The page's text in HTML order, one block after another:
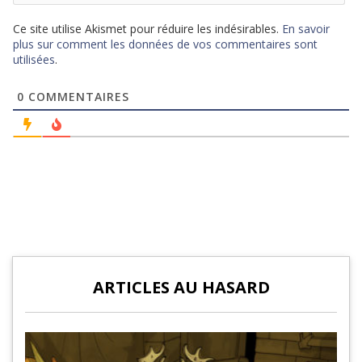
Ce site utilise Akismet pour réduire les indésirables. En savoir
plus sur comment les données de vos commentaires sont
utilisées.
0 COMMENTAIRES
ARTICLES AU HASARD